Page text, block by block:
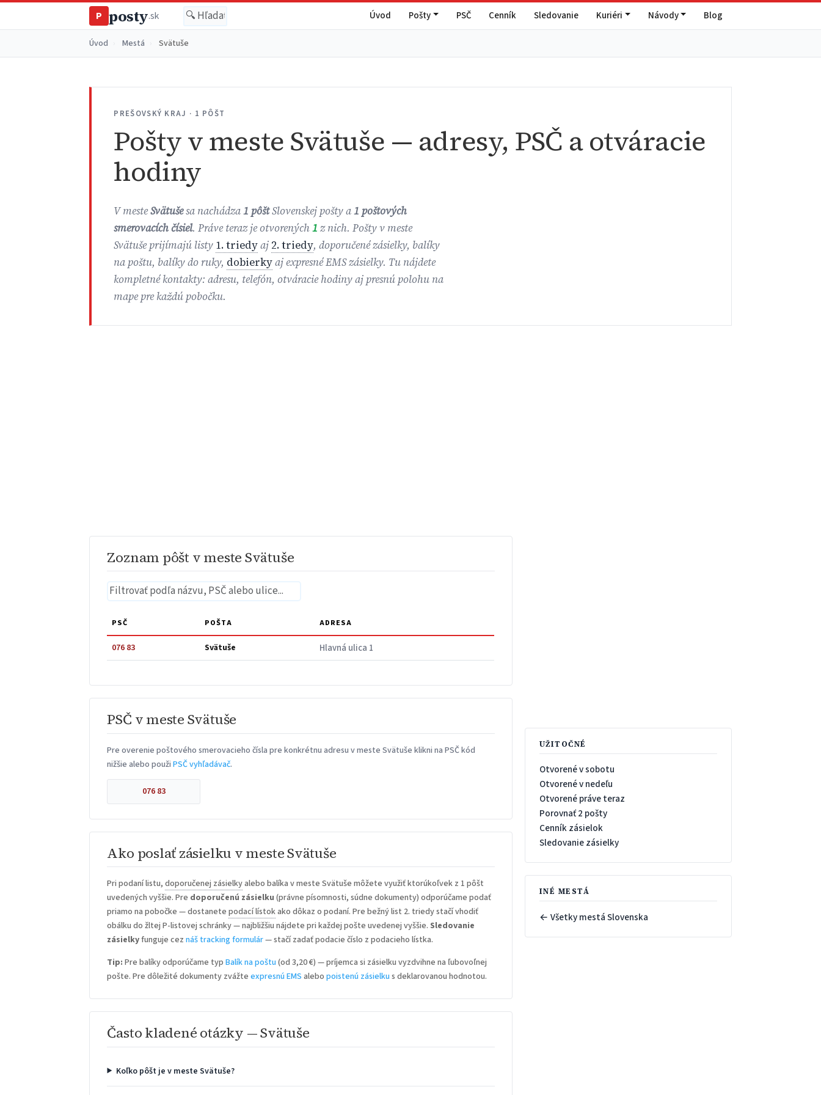
P posty.sk Úvod Pošty PSČ Cenník Sledovanie Kuriéri Návody Blog
Úvod Mestá Svätuše
PREŠOVSKÝ KRAJ · 1 PÔŠT
Pošty v meste Svätuše — adresy, PSČ a otváracie
hodiny
V mesteSvätušesa nachádza1 pôštSlovenskej pošty a1 poštových
smerovacích čísiel. Práve teraz je otvorených1 z nich. Pošty v meste
Svätuše prijímajú listy 1. triedyaj 2. triedy, doporučené zásielky, balíky
na poštu, balíky do ruky, dobierkyaj expresné EMS zásielky. Tu nájdete
kompletné kontakty: adresu, telefón, otváracie hodiny aj presnú polohu na
mape pre každú pobočku.
Zoznam pôšt v meste Svätuše
PSČ POŠTA ADRESA
076 83 Svätuše Hlavná ulica 1
PSČ v meste Svätuše
Pre overenie poštového smerovacieho čísla pre konkrétnu adresu v meste Svätuše klikni na PSČ kód
nižšie alebo použiPSČ vyhľadávač.
076 83
Ako poslať zásielku v meste Svätuše
Pri podaní listu,doporučenej zásielkyalebo balíka v meste Svätuše môžete využiť ktorúkoľvek z 1 pôšt
uvedených vyššie. Pre doporučenú zásielku (právne písomnosti, súdne dokumenty) odporúčame podať
priamo na pobočke — dostanetepodací lístokako dôkaz o podaní. Pre bežný list 2. triedy stačí vhodiť
obálku do žltej P-listovej schránky — najbližšiu nájdete pri každej pošte uvedenej vyššie. Sledovanie
zásielkyfunguje ceznáš tracking formulár— stačí zadať podacie číslo z podacieho lístka.
Tip: Pre balíky odporúčame typBalík na poštu (od 3,20 €) — príjemca si zásielku vyzdvihne na ľubovoľnej
pošte. Pre dôležité dokumenty zvážteexpresnú EMS alebopoistenú zásielku s deklarovanou hodnotou.
Často kladené otázky — Svätuše
Koľko pôšt je v meste Svätuše?
UŽITOČNÉ
Otvorené v sobotu
Otvorené v nedeľu
Otvorené práve teraz
Porovnať 2 pošty
Cenník zásielok
Sledovanie zásielky
INÉ MESTÁ
← Všetky mestá Slovenska